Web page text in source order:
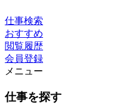
仕事検索
おすすめ
閲覧履歴
会員登録
メニュー
仕事を探す